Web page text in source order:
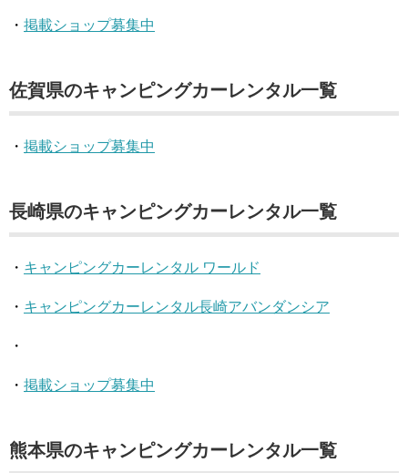
・ 掲載ショップ募集中
佐賀県のキャンピングカーレンタル一覧
・ 掲載ショップ募集中
長崎県のキャンピングカーレンタル一覧
・ キャンピングカーレンタル ワールド
・ キャンピングカーレンタル長崎アバンダンシア
・
・ 掲載ショップ募集中
熊本県のキャンピングカーレンタル一覧